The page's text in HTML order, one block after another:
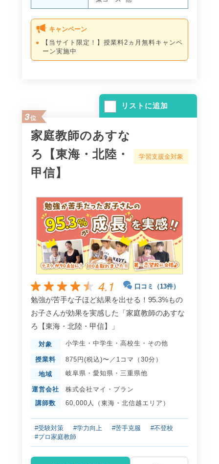
キャンペーン
【当サイト限定！】授業料2ヵ月無料キャンペ
ーン実施中
リストに追加
3位
家庭教師のあすな
ろ【東海・北陸・
甲信】
学習支援金対象
4.1 口コミ（13件）
勉強が苦手な子ほど結果を出せる！95.3%もの
お子さんが効果を実感した「家庭教師のあすな
ろ【東海・北陸・甲信】」
対象 小学生 ・ 中学生 ・ 高校生 ・ その他
授業料 875円(税込)〜／1コマ（30分）
地域 岐阜県 ・ 愛知県 ・ 三重県他
運営会社
株式会社マイ・プラン
講師数
60,000人（東海・北信越エリア）
#受験対策 #学力向上 #苦手克服
#不登校
#プロ家庭教師